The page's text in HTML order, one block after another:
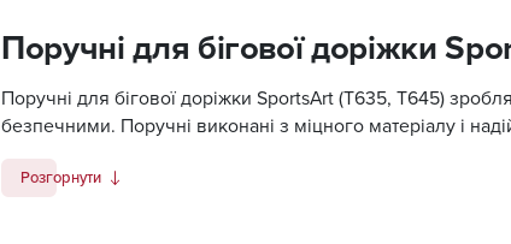
Поручні для бігової доріжки
Поручні для бігової доріжки SportsArt (T635, T645)
безпечними. Поручні виконані з міцного матеріалу і
Розгорнути